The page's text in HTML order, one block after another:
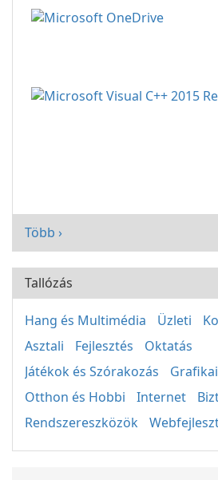
Több ›
Tallózás
Hang és Multimédia Üzleti
Asztali
Fejlesztés
Oktatás
Játékok és Szórakozás
Otthon és Hobbi
Internet
Rendszereszközök